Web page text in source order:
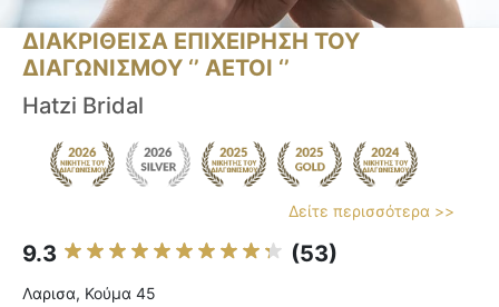
ΔΙΑΚΡΙΘΕΙΣΑ ΕΠΙΧΕΙΡΗΣΗ ΤΟΥ
ΔΙΑΓΩΝΙΣΜΟΥ ‘’ ΑΕΤΟΙ ‘’
Hatzi Bridal
Δείτε περισσότερα >>
9.3 (53)
Λαρισα, Κούμα 45